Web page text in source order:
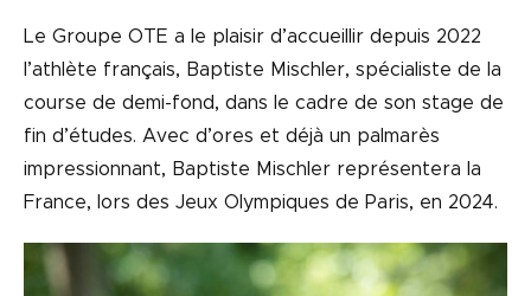
Le Groupe OTE a le plaisir d’accueillir depuis 2022
l’athlète français, Baptiste Mischler, spécialiste de la
course de demi-fond, dans le cadre de son stage de
fin d’études. Avec d’ores et déjà un palmarès
impressionnant, Baptiste Mischler représentera la
France, lors des Jeux Olympiques de Paris, en 2024.